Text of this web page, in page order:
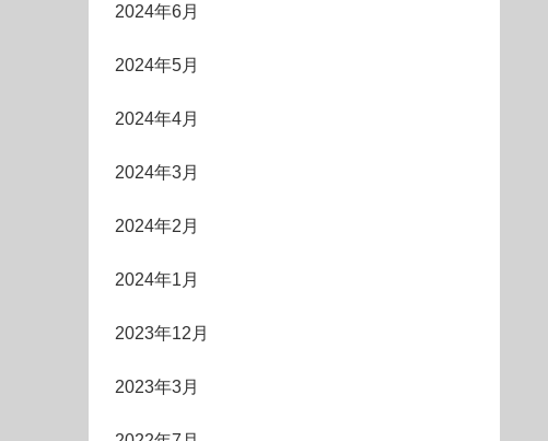
2024年6月
2024年5月
2024年4月
2024年3月
2024年2月
2024年1月
2023年12月
2023年3月